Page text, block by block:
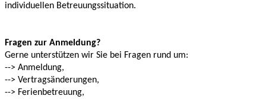
individuellen Betreuungssituation.
Fragen zur Anmeldung?
Gerne unterstützen wir Sie bei Fragen rund um:
--> Anmeldung,
--> Vertragsänderungen,
--> Ferienbetreuung,